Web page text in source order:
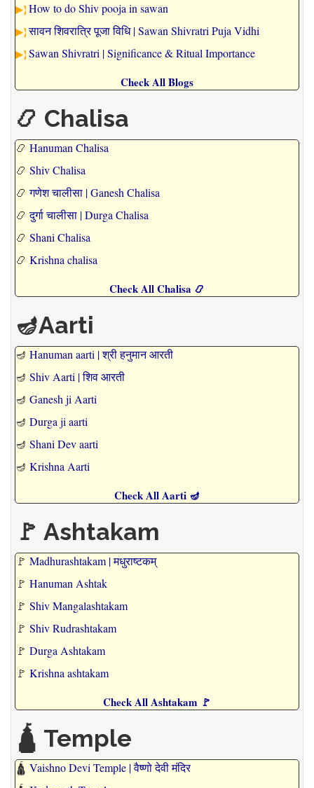
How to do Shiv pooja in sawan
सावन शिवरात्रि पूजा विधि | Sawan Shivratri Puja Vidhi
Sawan Shivratri | Significance & Ritual Importance
Check All Blogs
📿 Chalisa
📿 Hanuman Chalisa
📿 Shiv Chalisa
📿गणेश चालीसा | Ganesh Chalisa
📿दुर्गा चालीसा | Durga Chalisa
📿 Shani Chalisa
📿 Krishna chalisa
Check All Chalisa 📿
🪔Aarti
🪔 Hanuman aarti | श्री हनुमान आरती
🪔 Shiv Aarti | शिव आरती
🪔 Ganesh ji Aarti
🪔 Durga ji aarti
🪔 Shani Dev aarti
🪔 Krishna Aarti
Check All Aarti 🪔
🚩 Ashtakam
🚩 Madhurashtakam | मधुराष्टकम्
🚩 Hanuman Ashtak
🚩 Shiv Mangalashtakam
🚩 Shiv Rudrashtakam
🚩 Durga Ashtakam
🚩 Krishna ashtakam
Check All Ashtakam 🚩
🛕 Temple
🛕 Vaishno Devi Temple | वैष्णो देवी मंदिर